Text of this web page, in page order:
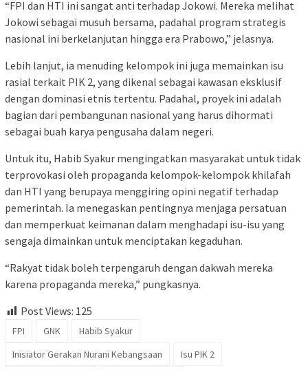
“FPI dan HTI ini sangat anti terhadap Jokowi. Mereka melihat
Jokowi sebagai musuh bersama, padahal program strategis
nasional ini berkelanjutan hingga era Prabowo,” jelasnya.
Lebih lanjut, ia menuding kelompok ini juga memainkan isu
rasial terkait PIK 2, yang dikenal sebagai kawasan eksklusif
dengan dominasi etnis tertentu. Padahal, proyek ini adalah
bagian dari pembangunan nasional yang harus dihormati
sebagai buah karya pengusaha dalam negeri.
Untuk itu, Habib Syakur mengingatkan masyarakat untuk tidak
terprovokasi oleh propaganda kelompok-kelompok khilafah
dan HTI yang berupaya menggiring opini negatif terhadap
pemerintah. Ia menegaskan pentingnya menjaga persatuan
dan memperkuat keimanan dalam menghadapi isu-isu yang
sengaja dimainkan untuk menciptakan kegaduhan.
“Rakyat tidak boleh terpengaruh dengan dakwah mereka
karena propaganda mereka,” pungkasnya.
Post Views: 125
FPI GNK
Habib Syakur
Inisiator Gerakan Nurani Kebangsaan
Isu PIK 2